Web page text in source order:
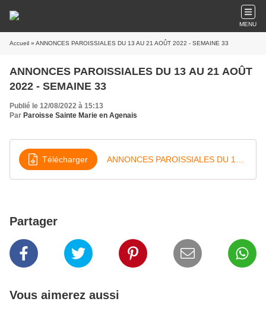
MENU
Accueil » ANNONCES PAROISSIALES DU 13 AU 21 AOÛT 2022 - SEMAINE 33
ANNONCES PAROISSIALES DU 13 AU 21 AOÛT
2022 - SEMAINE 33
Publié le 12/08/2022 à 15:13
Par Paroisse Sainte Marie en Agenais
Télécharger
Partager
Vous aimerez aussi